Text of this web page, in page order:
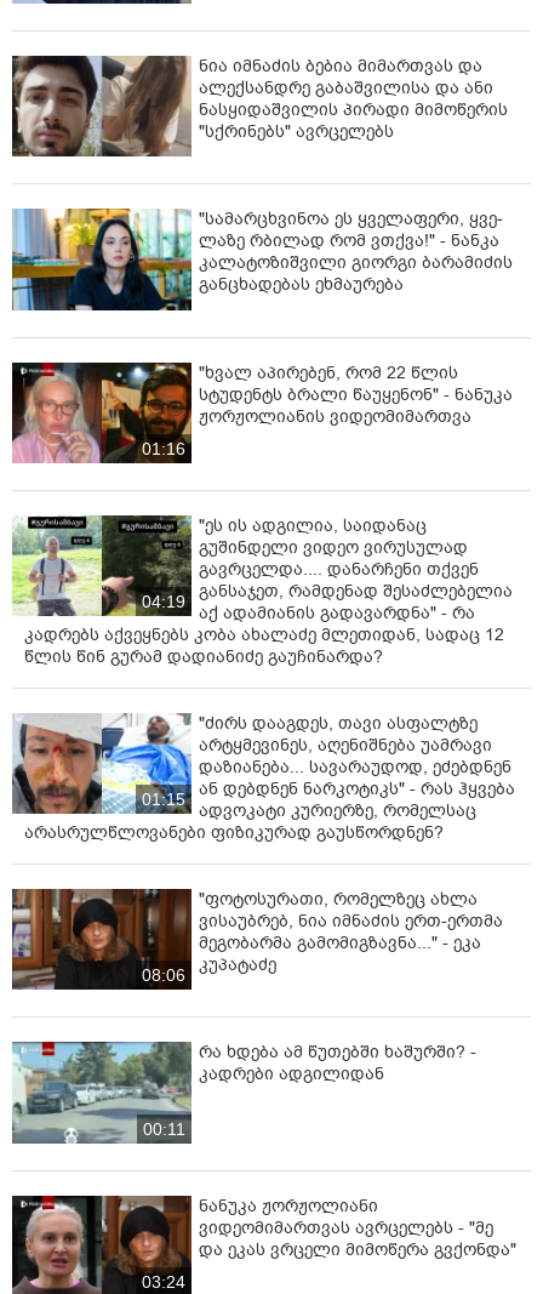
ნია იმნაძის ბებია მიმართვას და
ალექსანდრე გაბაშვილისა და ანი
ნასყიდაშვილის პირადი მიმოწერის
"სქრინებს" ავრცელებს
"სა­მარ­ცხვი­ნოა ეს ყვე­ლა­ფე­რი, ყვე­
ლა­ზე რბი­ლად რომ ვთქვა!" - ნანკა
კალატოზიშვილი გიორგი ბარამიძის
განცხადებას ეხმაურება
01:16
"ხვალ აპირებენ, რომ 22 წლის
სტუდენტს ბრალი წაუყენონ" - ნანუკა
ჟორჟოლიანის ვიდეომიმართვა
04:19
"ეს ის ადგილია, საიდანაც
გუშინდელი ვიდეო ვირუსულად
გავრცელდა.... დანარჩენი თქვენ
განსაჯეთ, რამდენად შესაძლებელია
აქ ადამიანის გადავარდნა" - რა
კადრებს აქვეყნებს კობა ახალაძე მლეთიდან, სადაც 12
წლის წინ გურამ დადიანიძე გაუჩინარდა?
01:15
"ძირს დააგდეს, თავი ასფალტზე
არტყმევინეს, აღენიშნება უამრავი
დაზიანება... სავარაუდოდ, ეძებდნენ
ან დებდნენ ნარკოტიკს" - რას ჰყვება
ადვოკატი კურიერზე, რომელსაც
არასრულწლოვანები ფიზიკურად გაუსწორდნენ?
08:06
"ფოტოსურათი, რომელზეც ახლა
ვისაუბრებ, ნია იმნაძის ერთ-ერთმა
მეგობარმა გამომიგზავნა..." - ეკა
კუპატაძე
00:11
რა ხდება ამ წუთებში ხაშურში? -
კადრები ადგილიდან
03:24
ნანუკა ჟორჟოლიანი
ვიდეომიმართვას ავრცელებს - "მე
და ეკას ვრცელი მიმოწერა გვქონდა"